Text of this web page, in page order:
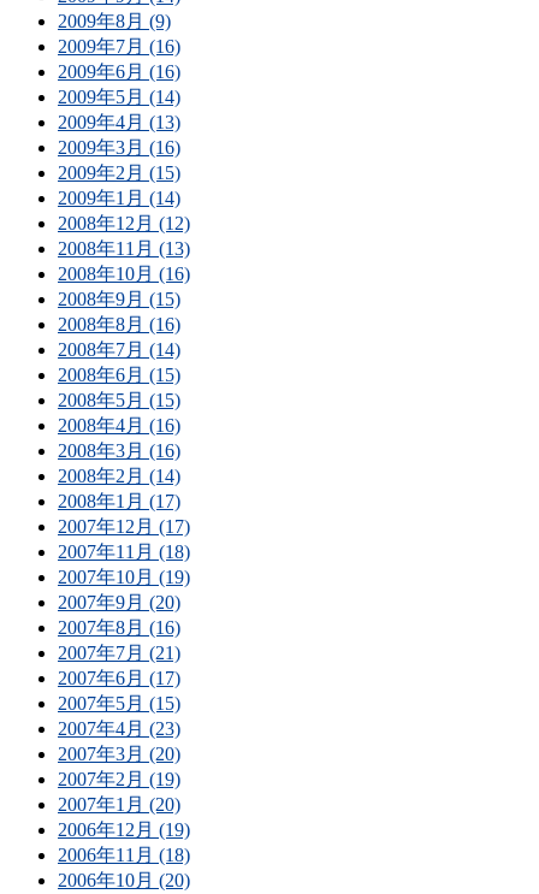
2009年8月 (9)
2009年7月 (16)
2009年6月 (16)
2009年5月 (14)
2009年4月 (13)
2009年3月 (16)
2009年2月 (15)
2009年1月 (14)
2008年12月 (12)
2008年11月 (13)
2008年10月 (16)
2008年9月 (15)
2008年8月 (16)
2008年7月 (14)
2008年6月 (15)
2008年5月 (15)
2008年4月 (16)
2008年3月 (16)
2008年2月 (14)
2008年1月 (17)
2007年12月 (17)
2007年11月 (18)
2007年10月 (19)
2007年9月 (20)
2007年8月 (16)
2007年7月 (21)
2007年6月 (17)
2007年5月 (15)
2007年4月 (23)
2007年3月 (20)
2007年2月 (19)
2007年1月 (20)
2006年12月 (19)
2006年11月 (18)
2006年10月 (20)